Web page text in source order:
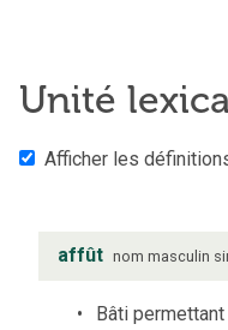
Unité
Afficher les
affût nom masculin
Bâti